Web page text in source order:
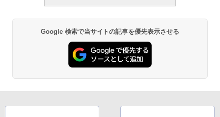
￥16,980
Kindle Paperwhite シグニチャーエディ
ション (32GB) 7インチディスプレイ、明
るさ自動調整、色調調節ライト、12週間
ブラック
Google 検索で当サイトの記事を優先表示させる